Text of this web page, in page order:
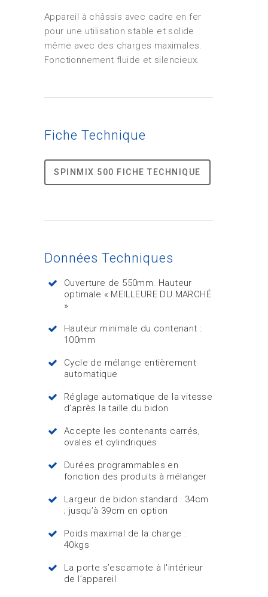
Appareil à châssis avec cadre en fer
pour une utilisation stable et solide
même avec des charges maximales.
Fonctionnement fluide et silencieux.
Fiche Technique
SPINMIX 500 FICHE TECHNIQUE
Données Techniques
Ouverture de 550mm. Hauteur
optimale « MEILLEURE DU MARCHÉ
»
Hauteur minimale du contenant :
100mm
Cycle de mélange entièrement
automatique
Réglage automatique de la vitesse
d’après la taille du bidon
Accepte les contenants carrés,
ovales et cylindriques
Durées programmables en
fonction des produits à mélanger
Largeur de bidon standard : 34cm
; jusqu’à 39cm en option
Poids maximal de la charge :
40kgs
La porte s’escamote à l'intérieur
de l’appareil